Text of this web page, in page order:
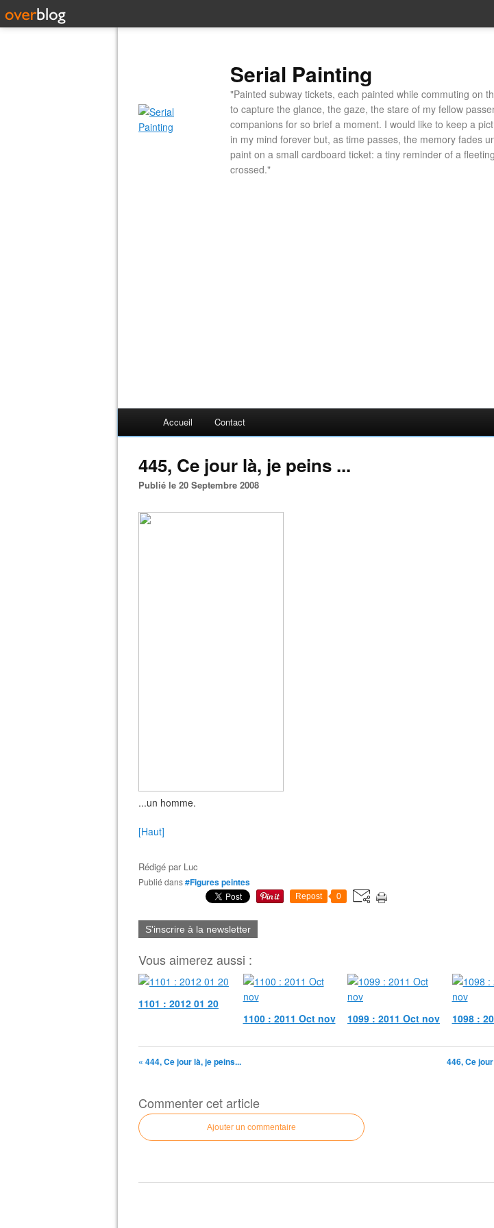
Serial Painting
"Painted subway tickets, each painted while commuting on
to capture the glance, the gaze, the stare of my fellow
companions for so brief a moment. I would like to keep a
in my mind forever but, as time passes, the memory fades
paint on a small cardboard ticket: a tiny reminder of a
crossed."
Accueil Contact
445, Ce jour là, je peins ...
Publié le 20 Septembre 2008
...un homme.
[Haut]
Rédigé par Luc
Publié dans#Figures peintes
Repost 0
S'inscrire à la newsletter
Vous aimerez aussi :
1101 : 2012 01 20
1100 : 2011 Oct nov
1099 : 2011 Oct nov 1098 :
« 444, Ce jour là, je peins... 446, Ce
Commenter cet article
Ajouter un commentaire